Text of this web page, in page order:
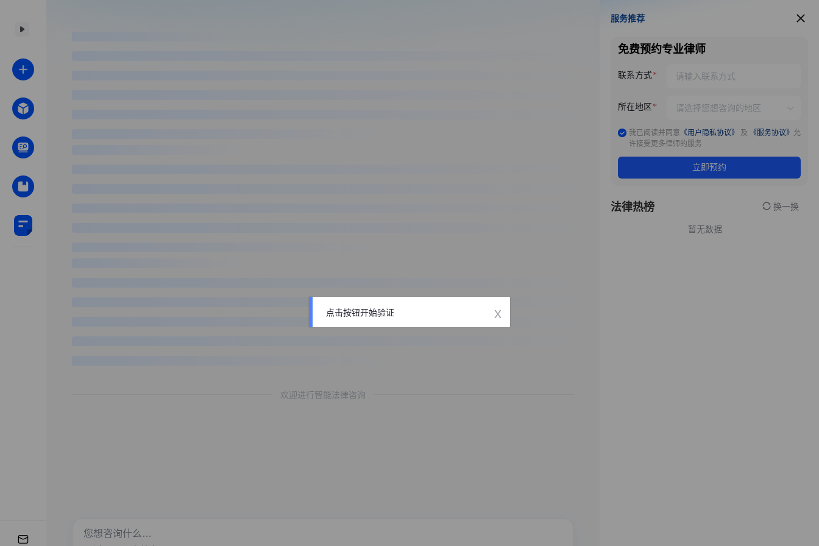
欢迎进行智能法律咨询
服务推荐
服务推荐
免费预约专业律师
联系方式
所在地区
我已阅读并同意 《用户隐私协议》 及 《服务协议》 允
许接受更多律师的服务
立即预约
法律热榜 换一换
暂无数据
点击按钮开始验证 x